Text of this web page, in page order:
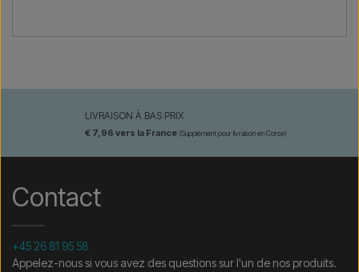
LIVRAISON À BAS PRIX
€ 7,96 vers la France(Supplément pour livraison en Corse)
Contact
+45 26 81 95 58
Appelez-nous si vous avez des questions sur l'un de nos produits.